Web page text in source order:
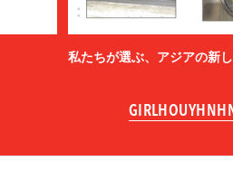
私たちが選ぶ、アジアの新